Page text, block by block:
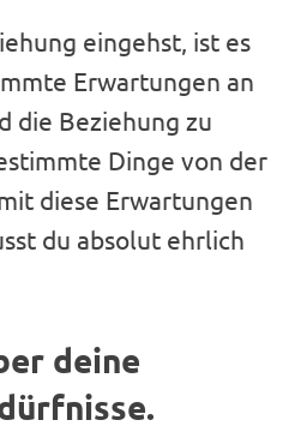
eingehst, ist es
Erwartungen an
die Beziehung zu
Dinge von der
diese Erwartungen
du absolut ehrlich
deine